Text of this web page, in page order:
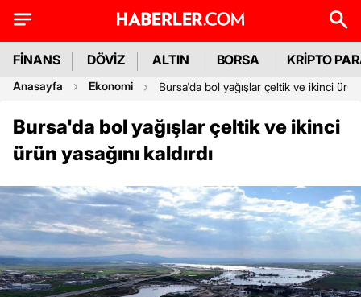
FİNANS DÖVİZ ALTIN BORSA KRİPTO
Anasayfa Ekonomi Bursa'da bol yağışlar çeltik ve ikinci ürün
Bursa'da bol yağışlar çeltik ve ikinci
ürün yasağını kaldırdı